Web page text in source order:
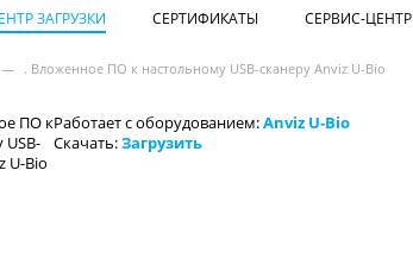
ЗАГРУЗКИ СЕРТИФИКАТЫ СЕРВИС-ЦЕНТР
— . Вложенное ПО к настольному USB-сканеру Anviz U-Bio
Работает с оборудованием:Anviz U-Bio
Скачать:Загрузить